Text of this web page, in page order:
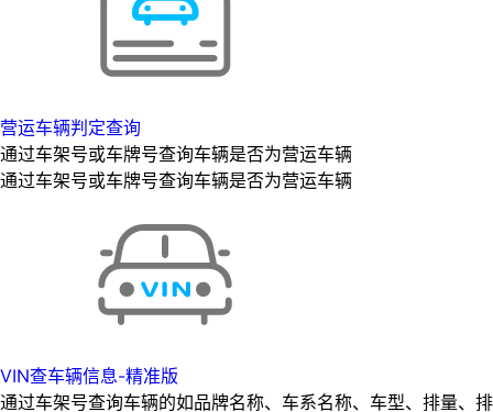
营运车辆判定查询
通过车架号或车牌号查询车辆是否为营运车辆
通过车架号或车牌号查询车辆是否为营运车辆
VIN查车辆信息-精准版
通过车架号查询车辆的如品牌名称、车系名称、车型、排量、排